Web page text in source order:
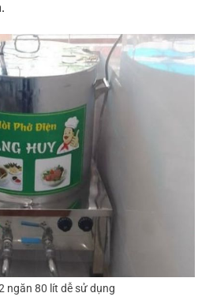
ngăn 80 lít dễ sử dụng